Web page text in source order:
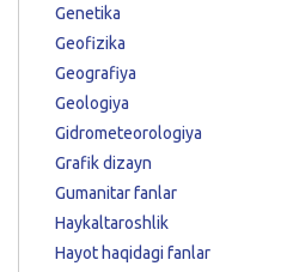
Genetika
Geofizika
Geografiya
Geologiya
Gidrometeorologiya
Grafik dizayn
Gumanitar fanlar
Haykaltaroshlik
Hayot haqidagi fanlar